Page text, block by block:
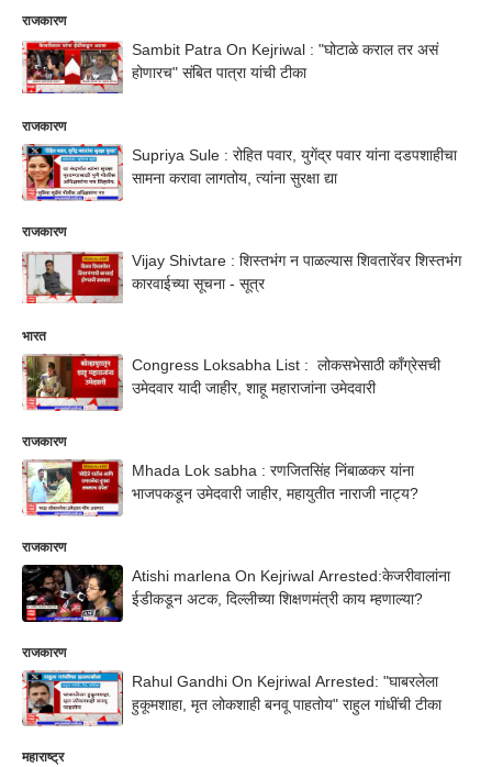
राजकारण
Sambit Patra On Kejriwal : "घोटाळे कराल तर असं
होणारच" संबित पात्रा यांची टीका
राजकारण
Supriya Sule : रोहित पवार, युगेंद्र पवार यांना दडपशाहीचा
सामना करावा लागतोय, त्यांना सुरक्षा द्या
राजकारण
Vijay Shivtare : शिस्तभंग न पाळल्यास शिवतारेंवर शिस्तभंग
कारवाईच्या सूचना - सूत्र
भारत
Congress Loksabha List : लोकसभेसाठी काँग्रेसची
उमेदवार यादी जाहीर, शाहू महाराजांना उमेदवारी
राजकारण
Mhada Lok sabha : रणजितसिंह निंबाळकर यांना
भाजपकडून उमेदवारी जाहीर, महायुतीत नाराजी नाट्य?
राजकारण
Atishi marlena On Kejriwal Arrested:केजरीवालांना
ईडीकडून अटक, दिल्लीच्या शिक्षणमंत्री काय म्हणाल्या?
राजकारण
Rahul Gandhi On Kejriwal Arrested: "घाबरलेला
हुकूमशाहा, मृत लोकशाही बनवू पाहतोय" राहुल गांधींची टीका
महाराष्ट्र